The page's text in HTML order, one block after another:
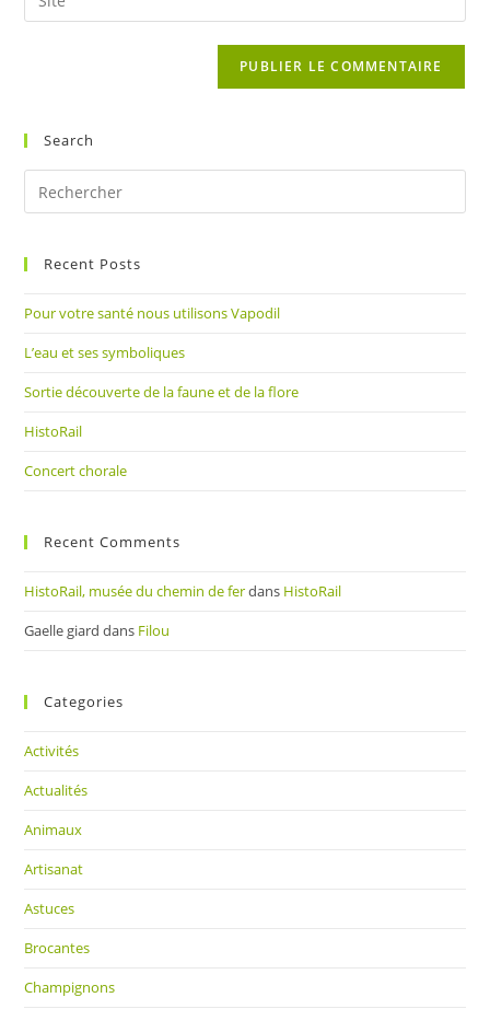
comment
address
l’URL
Search
Recent Posts
Pour votre santé nous utilisons Vapodil
L’eau et ses symboliques
Sortie découverte de la faune et de la flore
HistoRail
Concert chorale
Recent Comments
HistoRail, musée du chemin de ferdans HistoRail
Gaelle giard dans Filou
Categories
Activités
Actualités
Animaux
Artisanat
Astuces
Brocantes
Champignons